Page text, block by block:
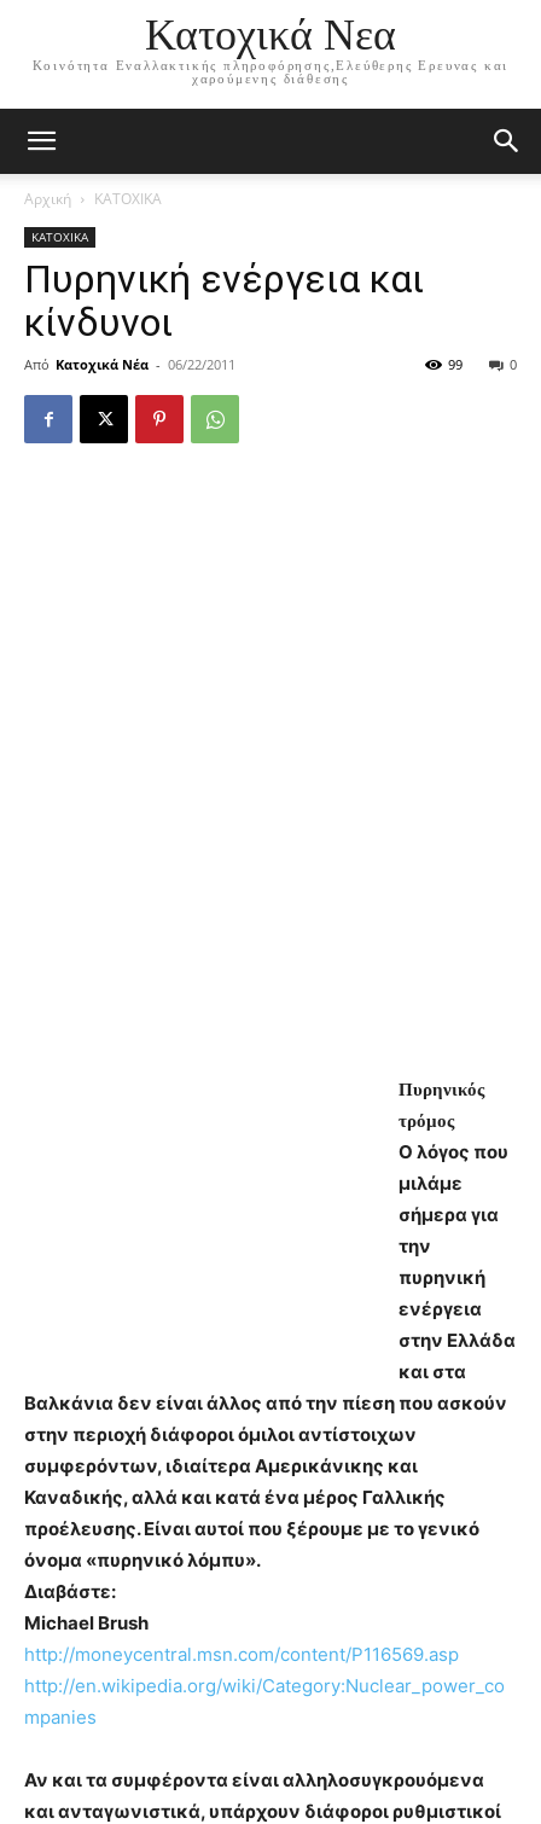
Κατοχικά Νεα
Κοινότητα Εναλλακτικής πληροφόρησης,Ελεύθερης Ερευνας και
χαρούμενης διάθεσης
Αρχική ΚΑΤΟΧΙΚΑ
ΚΑΤΟΧΙΚΑ
Πυρηνική ενέργεια και
κίνδυνοι
Από Κατοχικά Νέα - 06/22/2011 0
99
Πυρηνικός
τρόμος
Ο λόγος που
μιλάμε
σήμερα για
την
πυρηνική
ενέργεια
στην Ελλάδα
και στα
Βαλκάνια δεν είναι άλλος από την πίεση που ασκούν
στην περιοχή διάφοροι όμιλοι αντίστοιχων
συμφερόντων, ιδιαίτερα Αμερικάνικης και
Καναδικής, αλλά και κατά ένα μέρος Γαλλικής
προέλευσης. Είναι αυτοί που ξέρουμε με το γενικό
όνομα «πυρηνικό λόμπυ».
Διαβάστε:
Michael Brush
http://moneycentral.msn.com/content/P116569.asp
http://en.wikipedia.org/wiki/Category:Nuclear_power_co
mpanies
Αν και τα συμφέροντα είναι αλληλοσυγκρουόμενα
και ανταγωνιστικά, υπάρχουν διάφοροι ρυθμιστικοί